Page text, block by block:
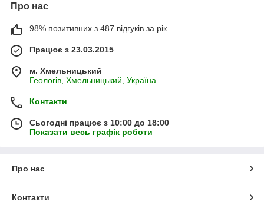
Про нас
98% позитивних з 487 відгуків за рік
Працює з 23.03.2015
м. Хмельницький
Геологів, Хмельницький, Україна
Контакти
Сьогодні працює з 10:00 до 18:00
Показати весь графік роботи
Про нас
Контакти